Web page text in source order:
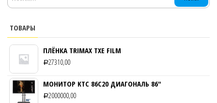
ТОВАРЫ
ПЛЁНКА TRIMAX TXE FILM
Р27310,00
МОНИТОР KTC 86C20 ДИАГОНАЛЬ 86″
Р2000000,00